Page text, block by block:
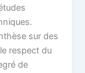
sur des
respect du
de